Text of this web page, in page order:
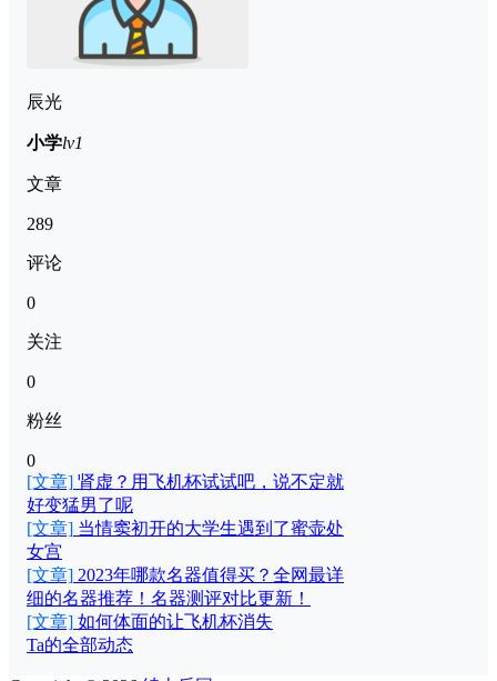
辰光
小学lv1
文章
289
评论
0
关注
0
粉丝
0
[文章] 肾虚？用飞机杯试试吧，说不定就
好变猛男了呢
[文章] 当情窦初开的大学生遇到了蜜壶处
女宫
[文章] 2023年哪款名器值得买？全网最详
细的名器推荐！名器测评对比更新！
[文章] 如何体面的让飞机杯消失
Ta的全部动态